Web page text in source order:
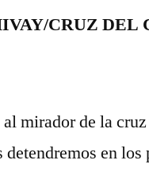
CRUZ DEL
mirador de la
detendremos en